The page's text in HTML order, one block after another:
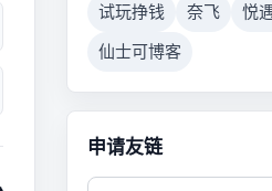
试玩挣钱
奈飞
悦
仙士可博客
申请友链